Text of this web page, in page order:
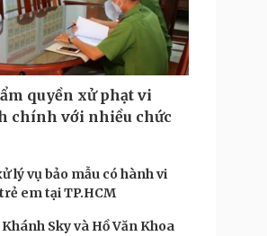
quyền xử phạt vi
chính với nhiều chức
lý vụ bảo mẫu có hành vi
em tại TP.HCM
Sky và Hồ Văn Khoa